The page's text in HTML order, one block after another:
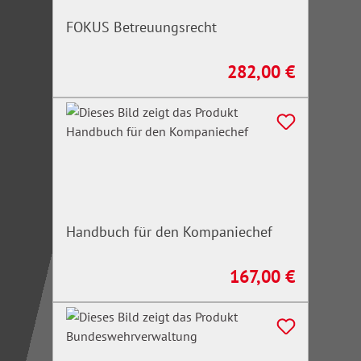
FOKUS Betreuungsrecht
Regulärer Preis:
282,00 €
Handbuch für den Kompaniechef
Regulärer Preis:
167,00 €